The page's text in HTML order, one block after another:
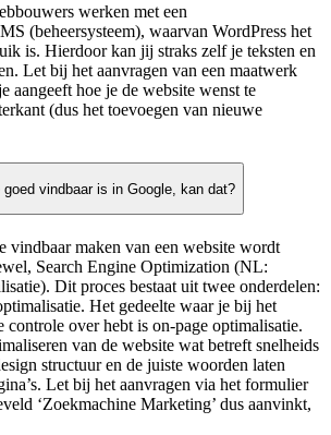
werken met een
(beheersysteem), waarvan WordPress het
is. Hierdoor kan jij straks zelf je teksten en
Let bij het aanvragen van een maatwerk
aangeeft hoe je de website wenst te
(dus het toevoegen van nieuwe
vindbaar is in Google, kan dat?
vindbaar maken van een website wordt
Search Engine Optimization (NL:
Dit proces bestaat uit twee onderdelen:
Het gedeelte waar je bij het
controle over hebt is on-page optimalisatie.
van de website wat betreft snelheids
structuur en de juiste woorden laten
Let bij het aanvragen via het formulier
‘Zoekmachine Marketing’ dus aanvinkt,